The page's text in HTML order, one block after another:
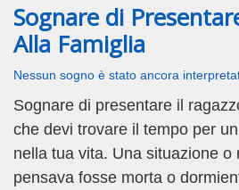
Sognare di
Alla Famiglia
Nessun sogno è stato ancora
Sognare di presentare il
che devi trovare il tempo per
nella tua vita. Una situazione o
pensava fosse morta o